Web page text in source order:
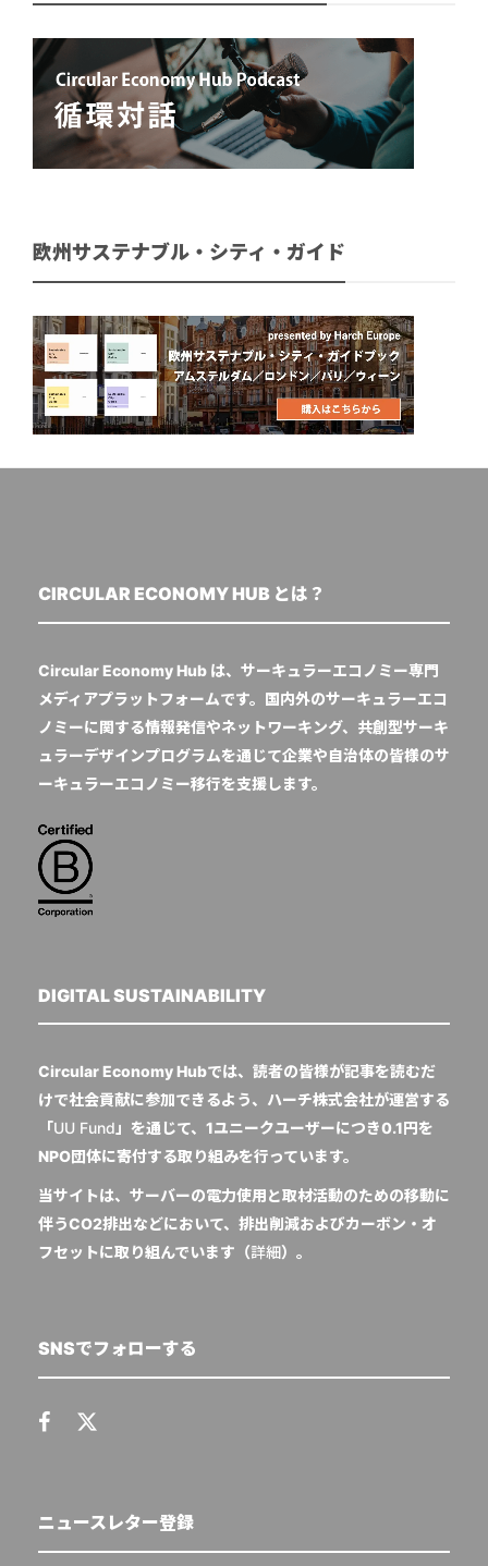
欧州サステナブル・シティ・ガイド
CIRCULAR ECONOMY HUB とは？
Circular Economy Hub は、サーキュラーエコノミー専門
メディアプラットフォームです。国内外のサーキュラーエコ
ノミーに関する情報発信やネットワーキング、共創型サーキ
ュラーデザインプログラムを通じて企業や自治体の皆様のサ
ーキュラーエコノミー移行を支援します。
DIGITAL SUSTAINABILITY
Circular Economy Hubでは、読者の皆様が記事を読むだ
けで社会貢献に参加できるよう、ハーチ株式会社が運営する
「UU Fund 」を通じて、1ユニークユーザーにつき0.1円を
NPO団体に寄付する取り組みを行っています。
当サイトは、サーバーの電力使用と取材活動のための移動に
伴うCO2排出などにおいて、排出削減およびカーボン・オ
フセットに取り組んでいます（詳細）。
SNSでフォローする
ニュースレター登録